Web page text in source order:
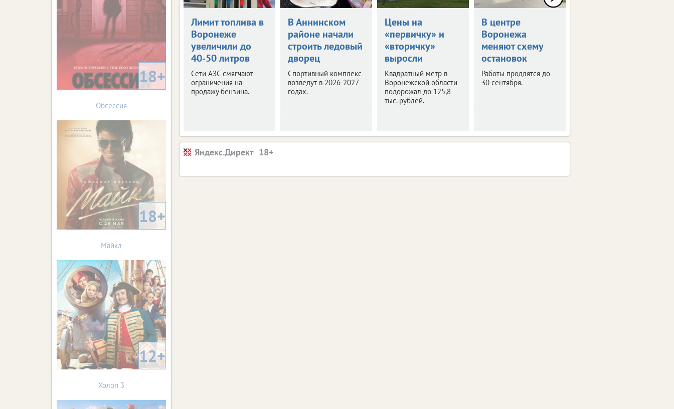
Лимит топлива в
Воронеже
увеличили до
40-50 литров
Сети АЗС смягчают
ограничения на
продажу бензина.
В Аннинском
районе начали
строить ледовый
дворец
Спортивный комплекс
возведут в 2026-2027
годах.
Цены на
«первичку» и
«вторичку»
выросли
Квадратный метр в
Воронежской области
подорожал до 125,8
тыс. рублей.
В центре
Воронежа
меняют схему
остановок
Работы продлятся до
30 сентября.
Яндекс.Директ
18+
Обсессия
18+
Майкл
12+
Холоп 3